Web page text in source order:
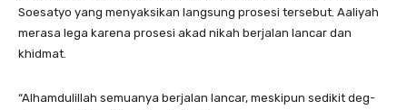
Soesatyo yang menyaksikan langsung prosesi tersebut. Aaliyah
merasa lega karena prosesi akad nikah berjalan lancar dan
khidmat.
“Alhamdulillah semuanya berjalan lancar, meskipun sedikit deg-